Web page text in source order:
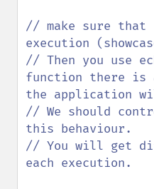
// make sure
execution
// Then you use
function there is
the application
// We should
this behaviour.
// You will get
each execution.